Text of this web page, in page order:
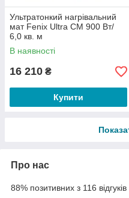
Ультратонкий нагрівальний
мат Fenix Ultra CM 900 Вт/
6,0 кв. м
В наявності
16 210 ₴
Купити
Про нас
88% позитивних з 116 відгуків